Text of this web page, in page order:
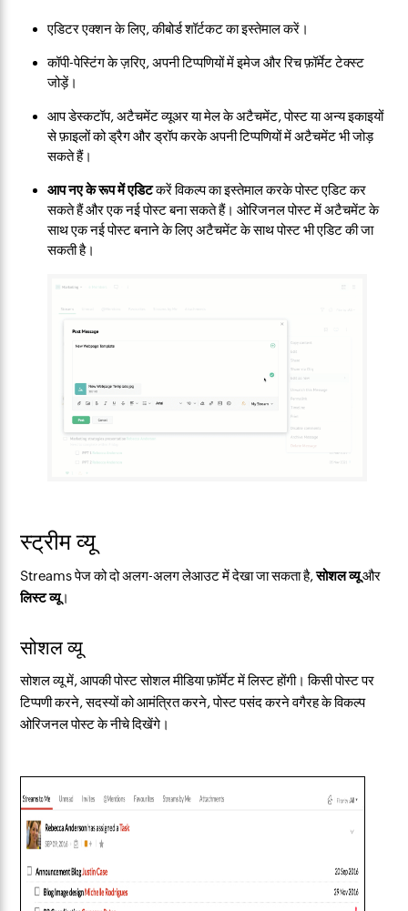
एडिटर एक्शन के लिए, कीबोर्ड शॉर्टकट का इस्तेमाल करें।
कॉपी-पेस्टिंग के ज़रिए, अपनी टिप्पणियों में इमेज और रिच फ़ॉर्मेट टेक्स्ट
जोड़ें।
आप डेस्कटॉप, अटैचमेंट व्यूअर या मेल के अटैचमेंट, पोस्ट या अन्य इकाइयों
से फ़ाइलों को ड्रैग और ड्रॉप करके अपनी टिप्पणियों में अटैचमेंट भी जोड़
सकते हैं।
आप नए के रूप में एडिटकरें विकल्प का इस्तेमाल करके पोस्ट एडिट कर
सकते हैं और एक नई पोस्ट बना सकते हैं। ओरिजनल पोस्ट में अटैचमेंट के
साथ एक नई पोस्ट बनाने के लिए अटैचमेंट के साथ पोस्ट भी एडिट की जा
सकती है।
स्ट्रीम व्यू
Streams पेज को दो अलग-अलग लेआउट में देखा जा सकता है,सोशल व्यूऔर
लिस्ट व्यू।
सोशल व्यू
सोशल व्यू में, आपकी पोस्ट सोशल मीडिया फ़ॉर्मेट में लिस्ट होंगी। किसी पोस्ट पर
टिप्पणी करने, सदस्यों को आमंत्रित करने, पोस्ट पसंद करने वगैरह के विकल्प
ओरिजनल पोस्ट के नीचे दिखेंगे।